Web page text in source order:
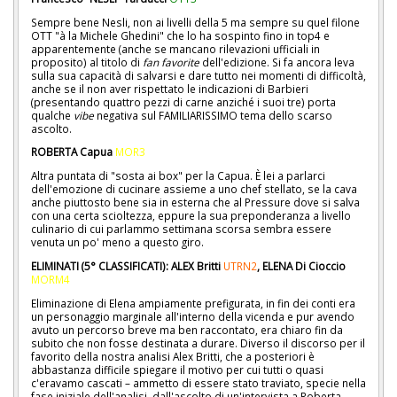
Sempre bene Nesli, non ai livelli della 5 ma sempre su quel filone
OTT "à la Michele Ghedini" che lo ha sospinto fino in top4 e
apparentemente (anche se mancano rilevazioni ufficiali in
proposito) al titolo di fan favorite dell'edizione. Si fa ancora leva
sulla sua capacità di salvarsi e dare tutto nei momenti di difficoltà,
anche se il non aver rispettato le indicazioni di Barbieri
(presentando quattro pezzi di carne anziché i suoi tre) porta
qualche vibe negativa sul FAMILIARISSIMO tema dello scarso
ascolto.
ROBERTA Capua MOR3
Altra puntata di "sosta ai box" per la Capua. È lei a parlarci
dell'emozione di cucinare assieme a uno chef stellato, se la cava
anche piuttosto bene sia in esterna che al Pressure dove si salva
con una certa scioltezza, eppure la sua preponderanza a livello
culinario di cui parlammo settimana scorsa sembra essere
venuta un po' meno a questo giro.
ELIMINATI (5° CLASSIFICATI): ALEX Britti UTRN2, ELENA Di Cioccio
MORM4
Eliminazione di Elena ampiamente prefigurata, in fin dei conti era
un personaggio marginale all'interno della vicenda e pur avendo
avuto un percorso breve ma ben raccontato, era chiaro fin da
subito che non fosse destinata a durare. Diverso il discorso per il
favorito della nostra analisi Alex Britti, che a posteriori è
abbastanza difficile spiegare il motivo per cui tutti o quasi
c'eravamo cascati – ammetto di essere stato traviato, specie nella